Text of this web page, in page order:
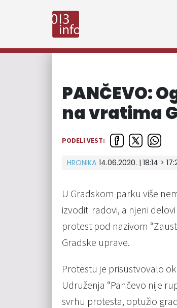
PANČEVO:
na vratima
PODELI VEST:
HRONIKA 14.06.2020. | 18:14 >
U Gradskom parku više
izvoditi radovi, a njeni
protest pod nazivom
Gradske uprave.
Protestu je prisustvovalo
Udruženja “Pančevo nije
svrhu protesta, optužio